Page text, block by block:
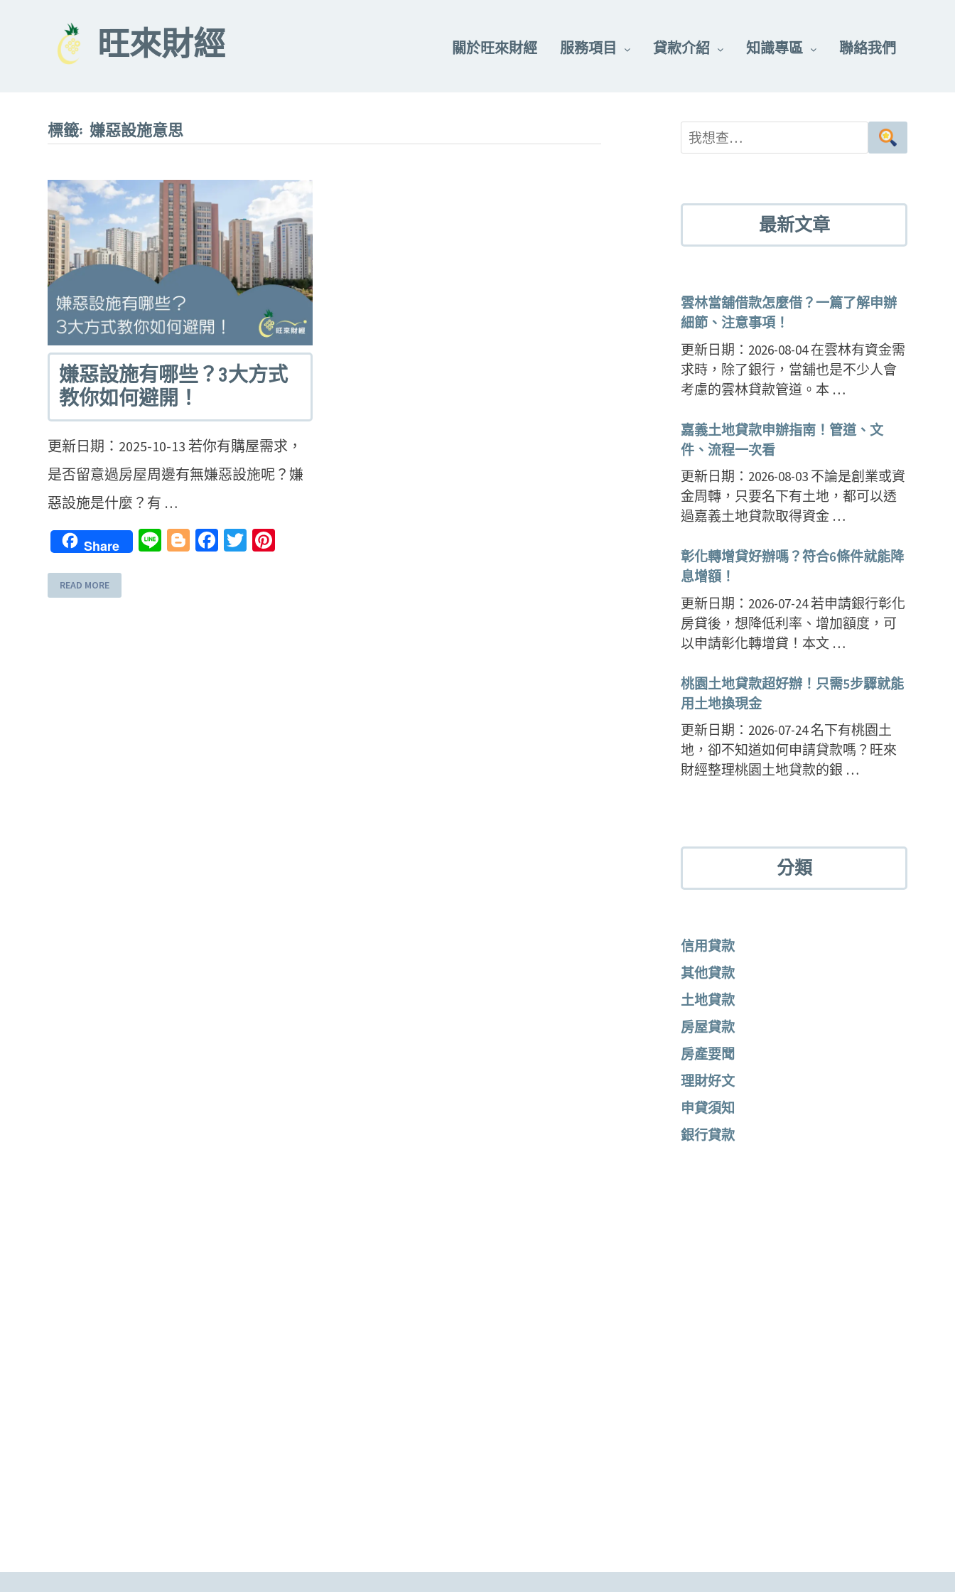
旺來財經 關於旺來財經 服務項目 貸款介紹 知識專區 聯絡我們
標籤: 嫌惡設施意思
嫌惡設施有哪些？3大方式
教你如何避開！
更新日期：2025-10-13 若你有購屋需求，
是否留意過房屋周邊有無嫌惡設施呢？嫌
惡設施是什麼？有 …
Share LineBlogger
Facebook
Twitter
READ MORE
最新文章
雲林當舖借款怎麼借？一篇了解申辦
細節、注意事項！
更新日期：2026-08-04 在雲林有資金需
求時，除了銀行，當舖也是不少人會
考慮的雲林貸款管道。本 …
嘉義土地貸款申辦指南！管道、文
件、流程一次看
更新日期：2026-08-03 不論是創業或資
金周轉，只要名下有土地，都可以透
過嘉義土地貸款取得資金 …
彰化轉增貸好辦嗎？符合6條件就能降
息增額！
更新日期：2026-07-24 若申請銀行彰化
房貸後，想降低利率、增加額度，可
以申請彰化轉增貸！本文 …
桃園土地貸款超好辦！只需5步驟就能
用土地換現金
更新日期：2026-07-24 名下有桃園土
地，卻不知道如何申請貸款嗎？旺來
財經整理桃園土地貸款的銀 …
分類
信用貸款
其他貸款
土地貸款
房屋貸款
房產要聞
理財好文
申貸須知
銀行貸款